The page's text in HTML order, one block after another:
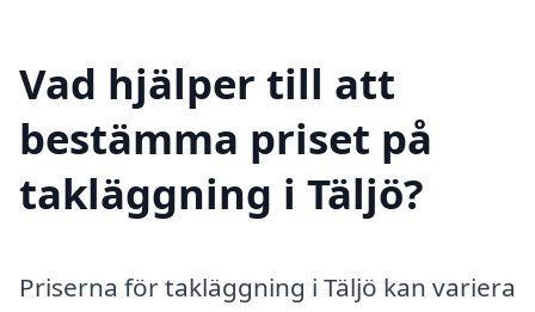
Vad hjälper till att
bestämma priset på
takläggning i Täljö?
Priserna för takläggning i Täljö kan variera